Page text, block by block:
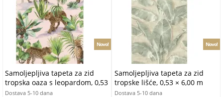
Samoljepljiva tapeta za zid
tropska oaza s leopardom, 0,53
× 6,00 m
Novo!
Dostava 5-10 dana
Samoljepljiva tapeta za zid
tropske lišće, 0,53 × 6,00 m
Novo!
Dostava 5-10 dana